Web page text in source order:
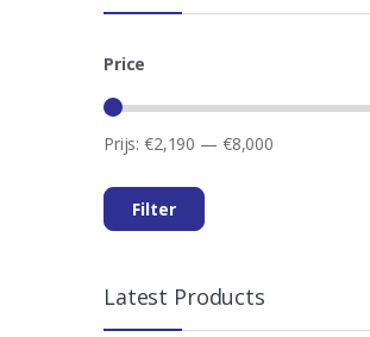
Price
Min.
Max.
Filter
Prijs:€2,190 — €8,000
Latest Products